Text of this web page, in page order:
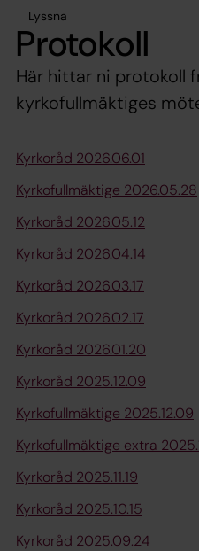
Lyssna
Protokoll
Här hittar ni protokoll
kyrkofullmäktiges
Kyrkoråd 2026.06.01
Kyrkofullmäktige 2026.05.28
Kyrkoråd 2026.05.12
Kyrkoråd 2026.04.14
Kyrkoråd 2026.03.17
Kyrkoråd 2026.02.17
Kyrkoråd 2026.01.20
Kyrkoråd 2025.12.09
Kyrkofullmäktige 2025.12.09
Kyrkofullmäktige extra
Kyrkoråd 2025.11.19
Kyrkoråd 2025.10.15
Kyrkoråd 2025.09.24